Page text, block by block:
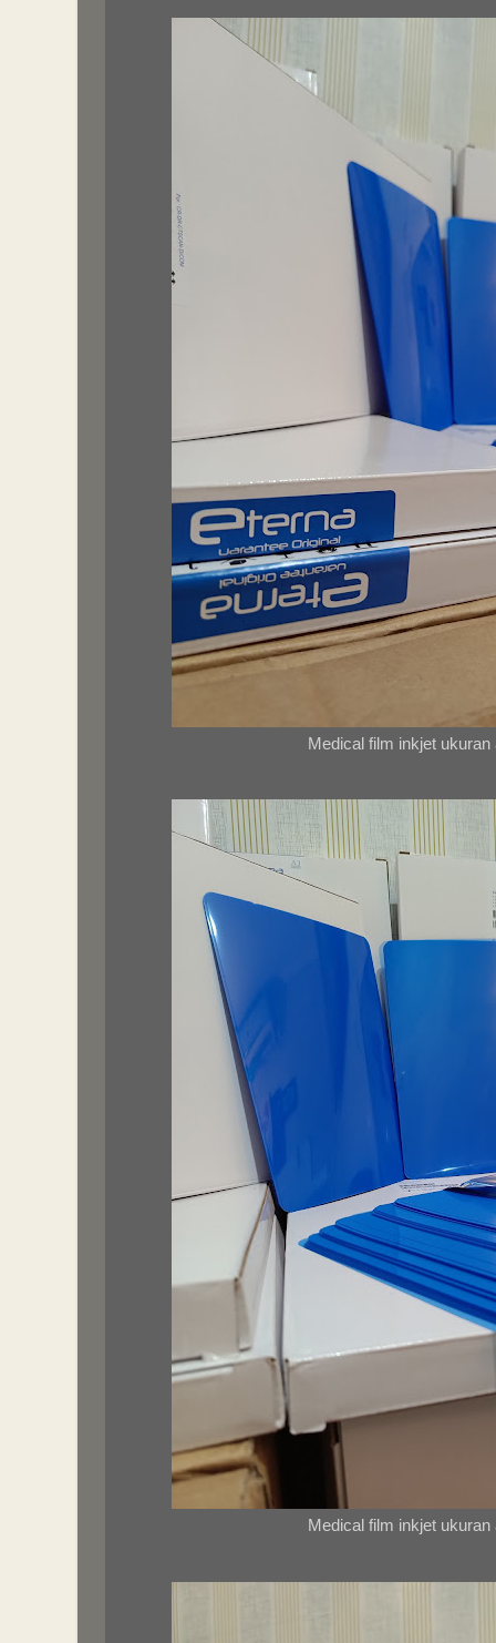
Medical film inkjet ukuran
Medical film inkjet ukuran